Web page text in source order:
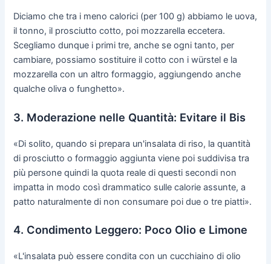
Diciamo che tra i meno calorici (per 100 g) abbiamo le uova,
il tonno, il prosciutto cotto, poi mozzarella eccetera.
Scegliamo dunque i primi tre, anche se ogni tanto, per
cambiare, possiamo sostituire il cotto con i würstel e la
mozzarella con un altro formaggio, aggiungendo anche
qualche oliva o funghetto».
3. Moderazione nelle Quantità: Evitare il Bis
«Di solito, quando si prepara un'insalata di riso, la quantità
di prosciutto o formaggio aggiunta viene poi suddivisa tra
più persone quindi la quota reale di questi secondi non
impatta in modo così drammatico sulle calorie assunte, a
patto naturalmente di non consumare poi due o tre piatti».
4. Condimento Leggero: Poco Olio e Limone
«L'insalata può essere condita con un cucchiaino di olio